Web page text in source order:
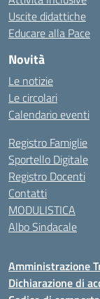
Uscite didattiche
Educare alla Pace
Novità
Le notizie
Le circolari
Calendario eventi
Registro Famiglie
Sportello Digitale
Registro Docenti
Contatti
MODULISTICA
Albo Sindacale
Amministrazione
Dichiarazione di